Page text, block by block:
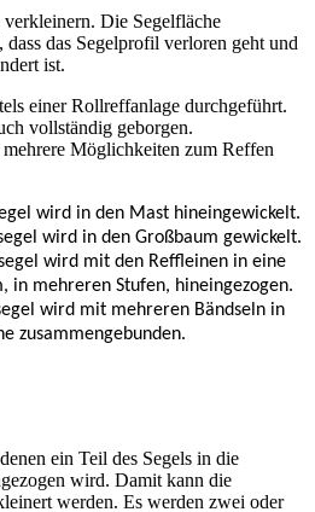
verkleinern. Die Segelfläche
das Segelprofil verloren geht und
ist.
einer Rollreffanlage durchgeführt.
vollständig geborgen.
mehrere Möglichkeiten zum Reffen
wird in den Mast hineingewickelt.
wird in den Großbaum gewickelt.
wird mit den Reffleinen in eine
in mehreren Stufen, hineingezogen.
wird mit mehreren Bändseln in
zusammengebunden.
ein Teil des Segels in die
wird. Damit kann die
werden. Es werden zwei oder